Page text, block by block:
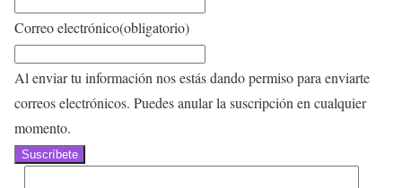
Correo electrónico(obligatorio)
Al enviar tu información nos estás dando permiso para enviarte
correos electrónicos. Puedes anular la suscripción en cualquier
momento.
Suscríbete